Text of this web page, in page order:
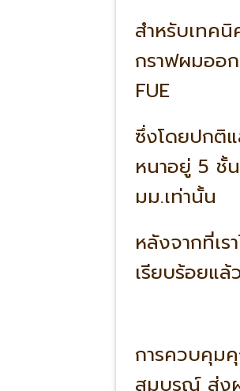
สำหรับเทค
กราฟผมออ
FUE
ซึ่งโดยปกติ
หนาอยู่ 5 ชั้
มม.เท่านั้น
หลังจากที่เ
เรียบร้อยแ
การควบคุม
สมบูรณ์ ส่งผ